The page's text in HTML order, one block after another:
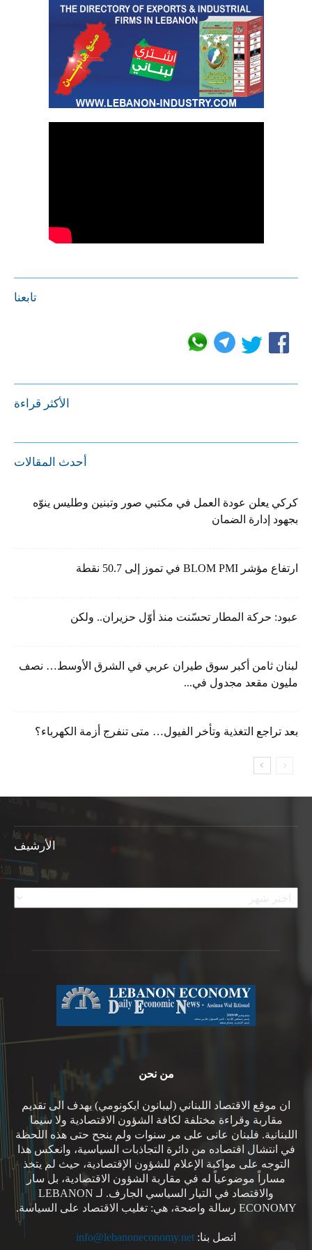
تابعنا
الأكثر قراءة
أحدث المقالات
كركي يعلن عودة العمل في مكتبي صور وتبنين وطليس ينوّه
بجهود إدارة الضمان
ارتفاع مؤشر BLOM PMI في تموز إلى 50.7 نقطة
عبود: حركة المطار تحسّنت منذ أوّل حزيران.. ولكن
لبنان ثامن أكبر سوق طيران عربي في الشرق الأوسط… نصف
مليون مقعد مجدول في...
بعد تراجع التغذية وتأخر الفيول… متى تنفرج أزمة الكهرباء؟
الأرشيف
الأرشيف
من نحن
ان موقع الاقتصاد اللبناني (ليبانون ايكونومي) يهدف الى تقديم
مقاربة وقراءة مختلفة لكافة الشؤون الاقتصادية ولا سيما
اللبنانية. فلبنان عانى على مر سنوات ولم ينجح حتى هذه اللحظة
في انتشال اقتصاده من دائرة التجاذبات السياسية، وانعكس هذا
التوجه على مواكبة الإعلام للشؤون الإقتصادية، حيث لم يتخذ
مساراً موضوعياً له في مقاربة الشؤون الاقتصادية، بل سار
والاقتصاد في التيار السياسي الجارف. لـ LEBANON
ECONOMY رسالة واضحة، هي: تغليب الاقتصاد على السياسة.
اتصل بنا: info@lebanoneconomy.net